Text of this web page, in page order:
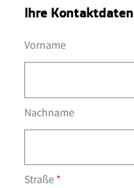
Ihre Kontaktdaten
Vorname
Nachname
Straße